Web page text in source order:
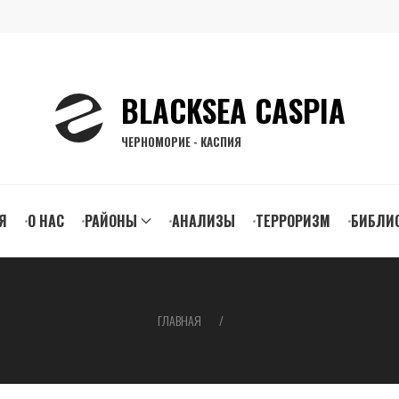
BLACKSEA CASPIA
ЧЕРНОМОРИЕ - КАСПИЯ
О НАС РАЙОНЫ АНАЛИЗЫ ТЕРРОРИЗМ
ГЛАВНАЯ